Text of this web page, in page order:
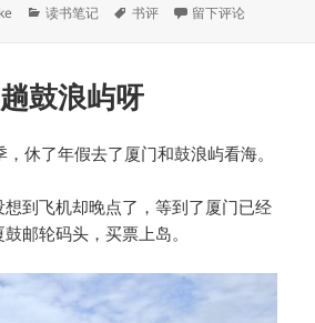
分
读书笔记
标
书评 于谁又何尝不是苟
留下评论
鼓浪屿呀
休了年假去了厦门和鼓浪屿看海。
到飞机却晚点了，等到了厦门已经
邮轮码头，买票上岛。